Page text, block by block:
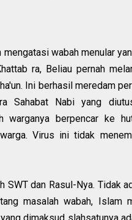
wabah menular
ra, Beliau pernah
Ini berhasil meredam
Sahabat Nabi yang
berpencar ke
Virus ini tidak
dan Rasul-Nya. Tidak
masalah wabah, Islam